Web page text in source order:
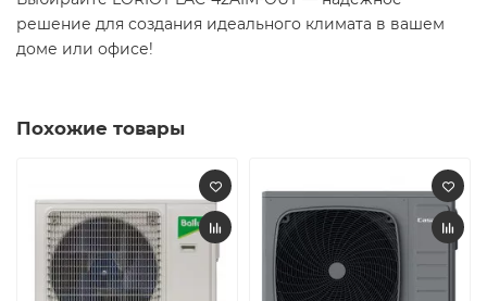
решение для создания идеального климата в вашем
доме или офисе!​
Похожие товары